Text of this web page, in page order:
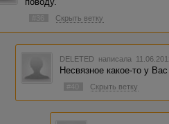
Скрыть ветку
DELETED написала
Несвязное какое-то у
Скрыть ветку